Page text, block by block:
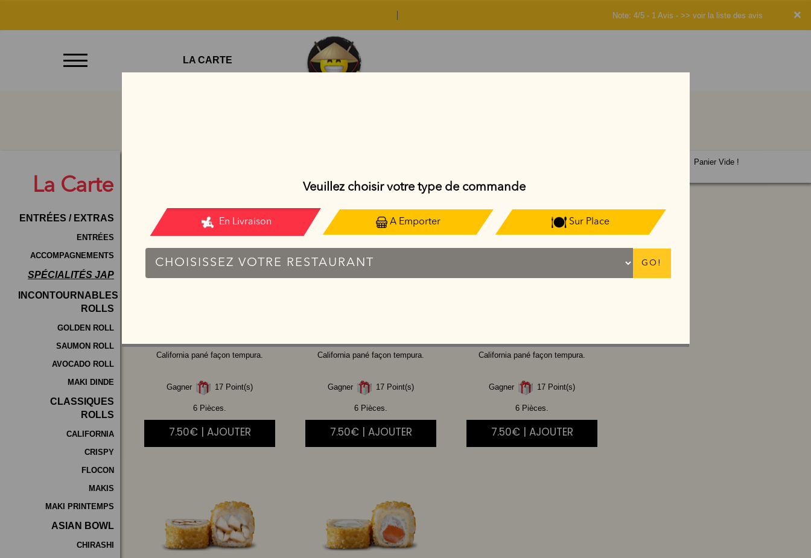
×
Note: 4/5 - 1 Avis - >> voir la liste des avis
Emporter
Contact
Mentions
Légales
Programme
De
Fidélité
Vos
Avis
de
LA CARTE
La Carte
ENTRÉES / EXTRAS
ENTRÉES
ACCOMPAGNEMENTS
SPÉCIALITÉS JAP
INCONTOURNABLES
ROLLS
GOLDEN ROLL
SAUMON ROLL
AVOCADO ROLL
MAKI DINDE
CLASSIQUES
ROLLS
CALIFORNIA
CRISPY
FLOCON
MAKIS
MAKI PRINTEMPS
ASIAN BOWL
CHIRASHI
California pané façon tempura.
Gagner 17 Point(s)
6 Pièces.
7.50€ | AJOUTER
California pané façon tempura.
Gagner 17 Point(s)
6 Pièces.
7.50€ | AJOUTER
California pané façon tempura.
Gagner 17 Point(s)
6 Pièces.
7.50€ | AJOUTER
Panier Vide !